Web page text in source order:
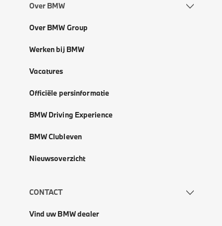
Over BMW
Over BMW Group
Werken bij BMW
Vacatures
Officiële persinformatie
BMW Driving Experience
BMW Clubleven
Nieuwsoverzicht
CONTACT
Vind uw BMW dealer